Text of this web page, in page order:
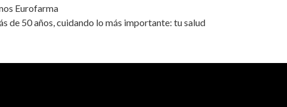
Eurofarma
de 50 años, cuidando lo más importante: tu salud